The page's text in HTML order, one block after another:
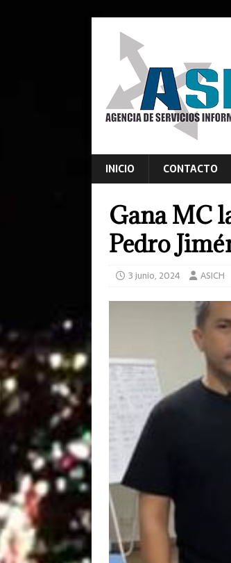
INICIO CONTACTO
Gana MC
Pedro
3 junio, 2024 ASICH